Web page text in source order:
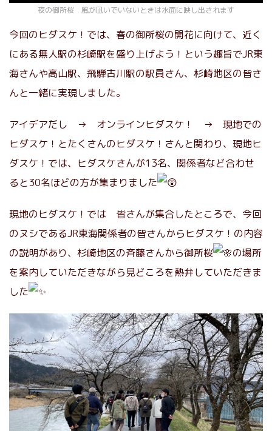
夜の御所桜 風が凪いでいないときは水面に映し出されます
今回のヒダスケ！では、春の御所桜の開花に向けて、近く
にある無人駅の杉崎駅を盛り上げよう！という趣旨でJR東
海さんや高山駅、飛騨古川駅の駅員さん、杉崎地区の皆さ
んと一緒に実現しました。
アイデアだし → オンラインヒダスケ！ → 現地での
ヒダスケ！とたくさんのヒダスケ！さんと関わり、現地ヒ
ダスケ！では、ヒダスケさんが13名、関係者など合わせ
ると30名ほどの方が集まりました
現地のヒダスケ！では 皆さんが集合したところで、今回
のヌシであるJR東海関係者の皆さんからヒダスケ！の内容
の説明があり、杉崎地区の斉藤さんから御所桜
の場所
を案内していただきながら見どころを熱弁していただきま
した